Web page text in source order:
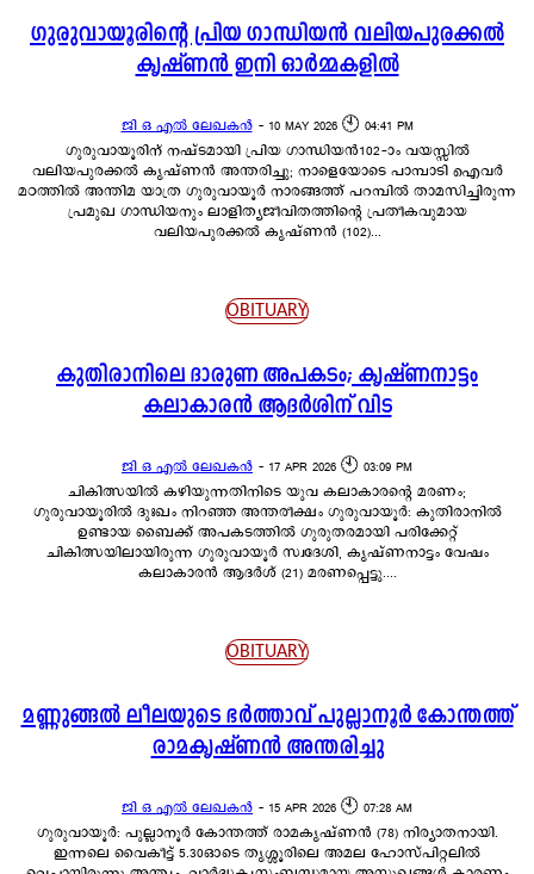
ഗുരുവായൂരിന്റെ പ്രിയ ഗാന്ധിയൻ വലിയപുരക്കൽ
കൃഷ്ണൻ ഇനി ഓർമ്മകളിൽ
ജി ഒ എൽ ലേഖകൻ - 10 MAY 2026 🕙 04:41 PM
ഗുരുവായൂരിന് നഷ്ടമായി പ്രിയ ഗാന്ധിയൻ102-ാം വയസ്സിൽ
വലിയപുരക്കൽ കൃഷ്ണൻ അന്തരിച്ചു; നാളെയോടെ പാമ്പാടി ഐവർ
മഠത്തിൽ അന്തിമ യാത്ര ഗുരുവായൂർ നാരങ്ങത്ത് പറമ്പിൽ താമസിച്ചിരുന്ന
പ്രമുഖ ഗാന്ധിയനും ലാളിത്യജീവിതത്തിന്റെ പ്രതീകവുമായ
വലിയപുരക്കൽ കൃഷ്ണൻ (102)...
OBITUARY
കുതിരാനിലെ ദാരുണ അപകടം; കൃഷ്ണനാട്ടം
കലാകാരൻ ആദർശിന് വിട
ജി ഒ എൽ ലേഖകൻ - 17 APR 2026 🕙 03:09 PM
ചികിത്സയിൽ കഴിയുന്നതിനിടെ യുവ കലാകാരന്റെ മരണം;
ഗുരുവായൂരിൽ ദുഃഖം നിറഞ്ഞ അന്തരീക്ഷം ഗുരുവായൂർ: കുതിരാനിൽ
ഉണ്ടായ ബൈക്ക് അപകടത്തിൽ ഗുരുതരമായി പരിക്കേറ്റ്
ചികിത്സയിലായിരുന്ന ഗുരുവായൂർ സ്വദേശി, കൃഷ്ണനാട്ടം വേഷം
കലാകാരൻ ആദർശ് (21) മരണപ്പെട്ടു....
OBITUARY
മണ്ണുങ്ങൽ ലീലയുടെ ഭർത്താവ് പുല്ലാനൂർ കോന്തത്ത്
രാമകൃഷ്ണൻ അന്തരിച്ചു
ജി ഒ എൽ ലേഖകൻ - 15 APR 2026 🕙 07:28 AM
ഗുരുവായൂർ: പുല്ലാനൂർ കോന്തത്ത് രാമകൃഷ്ണൻ (78) നിര്യാതനായി.
ഇന്നലെ വൈകീട്ട് 5.30ഓടെ തൃശ്ശൂരിലെ അമല ഹോസ്പിറ്റലിൽ